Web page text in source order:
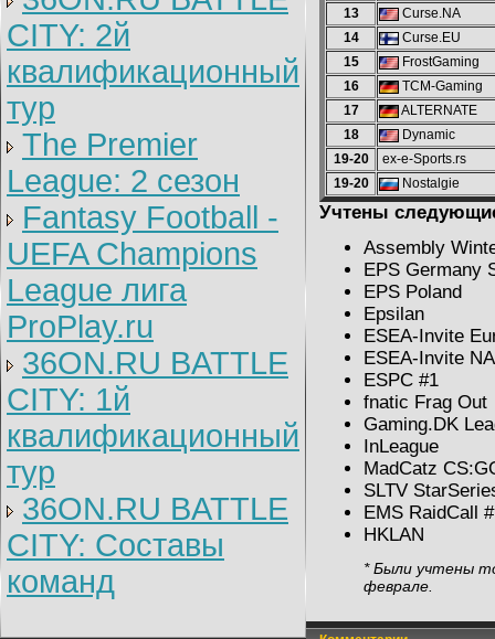
CITY: 2й
квалификационный
тур
The Premier
League: 2 cезон
Fantasy Football -
UEFA Champions
League лига
ProPlay.ru
36ON.RU BATTLE
CITY: 1й
квалификационный
тур
36ON.RU BATTLE
CITY: Составы
команд
13
Curse.NA
14
Curse.EU
15
FrostGaming
16
TCM-Gaming
17
ALTERNATE
18
Dynamic
19-20
ex-e-Sports.rs
19-20
Nostalgie
Учтены
Assembly
EPS Germany
EPS Poland
Epsilan
ESEA-Invite
ESEA-Invite NA
ESPC #1
fnatic Frag Out
Gaming.DK
InLeague
MadCatz
SLTV
EMS RaidCall
HKLAN
* Были учтены
феврале.